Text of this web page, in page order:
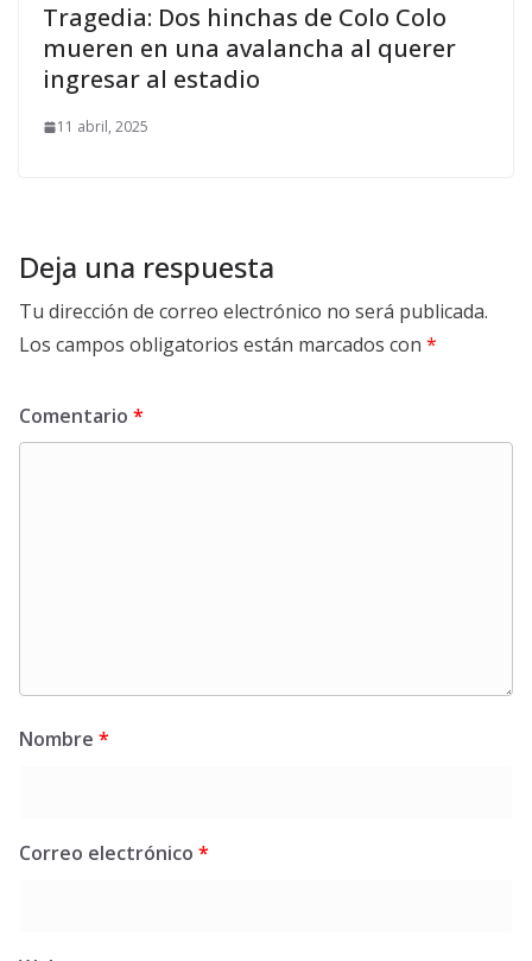
Tragedia: Dos hinchas de Colo Colo
mueren en una avalancha al querer
ingresar al estadio
11 abril, 2025
Deja una respuesta
Tu dirección de correo electrónico no será publicada.
Los campos obligatorios están marcados con *
Comentario *
Nombre *
Correo electrónico *